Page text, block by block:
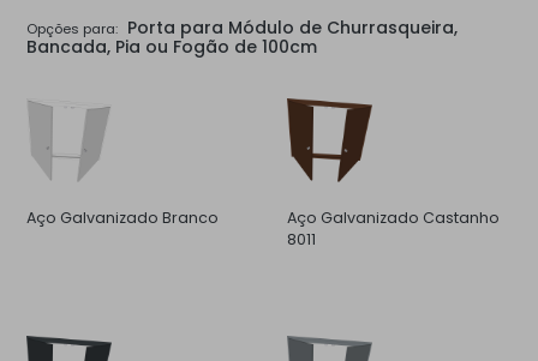
Opções para: Porta para Módulo de Churrasqueira,
Bancada, Pia ou Fogão de 100cm
Aço Galvanizado Branco
Aço Galvanizado Castanho
8011